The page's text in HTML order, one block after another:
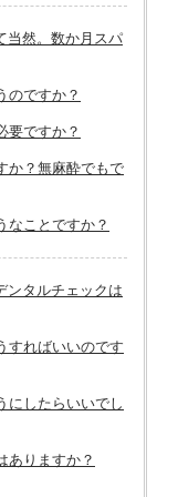
当然。数か月スパ
のですか？
要ですか？
か？無麻酔でもで
ことですか？
ンタルチェックは
すればいいのです
にしたらいいでし
ありますか？